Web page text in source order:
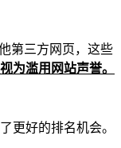
第三方网页，这些
为滥用网站声誉。
更好的排名机会。